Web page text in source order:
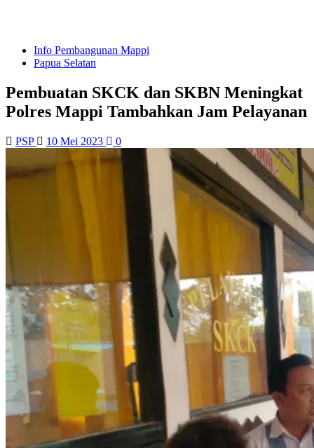
Info Pembangunan Mappi
Papua Selatan
Pembuatan SKCK dan SKBN Meningkat
Polres Mappi Tambahkan Jam Pelayanan
PSP 10 Mei 2023 0